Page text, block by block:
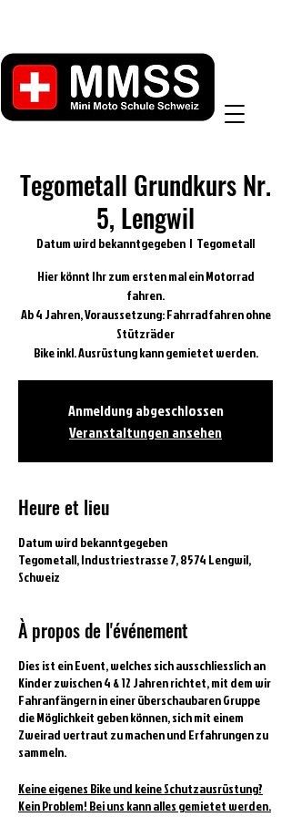
Tegometall Grundkurs Nr.
5, Lengwil
Datum wird bekanntgegeben
  |
Tegometall
Hier könnt Ihr zum ersten mal ein Motorrad
fahren.
Ab 4 Jahren, Voraussetzung: Fahrradfahren ohne
Stützräder
Bike inkl. Ausrüstung kann gemietet werden.
Anmeldung abgeschlossen
Veranstaltungen ansehen
Heure et lieu
Datum wird bekanntgegeben
Tegometall, Industriestrasse 7, 8574 Lengwil,
Schweiz
À propos de l'événement
Dies ist ein Event, welches sich ausschliesslich an
Kinder zwischen 4 & 12 Jahren richtet, mit dem wir
Fahranfängern in einer überschaubaren Gruppe
die Möglichkeit geben können, sich mit einem
Zweirad vertraut zu machen und Erfahrungen zu
sammeln.
Keine eigenes Bike und keine Schutzausrüstung?
Kein Problem! Bei uns kann alles gemietet werden.